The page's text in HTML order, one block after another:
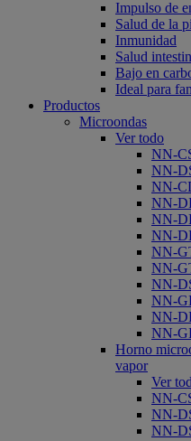
Impulso de
Salud de la
Inmunidad
Salud
Bajo en
Ideal para
Productos
Microondas
Ver todo
NN-
NN-
NN-
NN-
NN-
NN-
NN-
NN-
NN-
NN-
NN-
NN-
Horno
vapor
Ver
NN-
NN-
NN-